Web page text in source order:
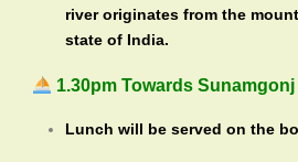
river originates from the
state of India.
1.30pm Towards
Lunch will be served on the